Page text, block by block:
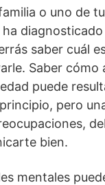
o uno de
ha
saber cuál
Saber cómo
puede
pero
bien.
mentales